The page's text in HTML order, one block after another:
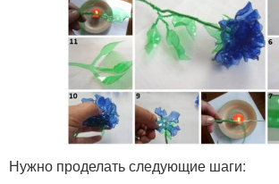
Нужно проделать следующие шаги: